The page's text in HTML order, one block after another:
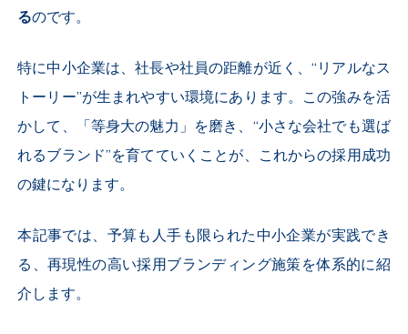
るのです。
特に中小企業は、社長や社員の距離が近く、“リアルなス
トーリー”が生まれやすい環境にあります。この強みを活
かして、「等身大の魅力」を磨き、“小さな会社でも選ば
れるブランド”を育てていくことが、これからの採用成功
の鍵になります。
本記事では、予算も人手も限られた中小企業が実践でき
る、再現性の高い採用ブランディング施策を体系的に紹
介します。